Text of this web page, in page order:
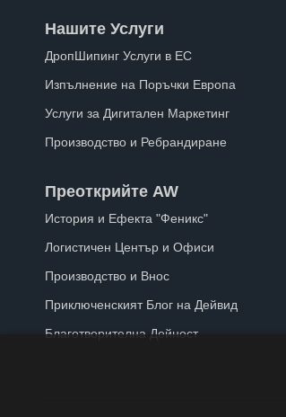
Нашите Услуги
ДропШипинг Услуги в ЕС
Изпълнение на Поръчки Европа
Услуги за Дигитален Маркетинг
Производство и Ребрандиране
Преоткрийте AW
История и Ефекта "Феникс"
Логистичен Център и Офиси
Производство и Внос
Приключенският Блог на Дейвид
Благотворителна Дейност